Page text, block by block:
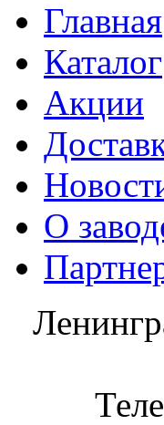
Главная
Каталог
Акции
О